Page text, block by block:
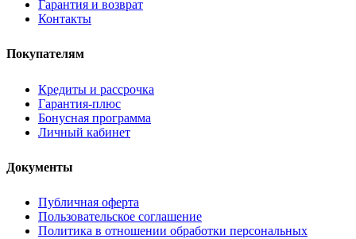
Гарантия и возврат
Контакты
Покупателям
Кредиты и рассрочка
Гарантия-плюс
Бонусная программа
Личный кабинет
Документы
Публичная оферта
Пользовательское соглашение
Политика в отношении обработки персональных